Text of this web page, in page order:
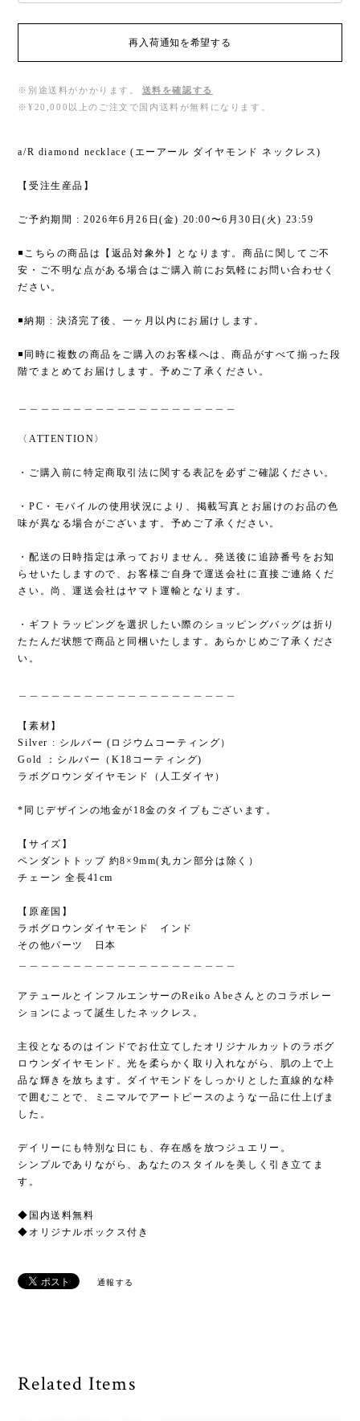
再入荷通知を希望する
※別途送料がかかります。
送料を確認する
※¥20,000以上のご注文で国内送料が無料になります。
a/R diamond necklace (エーアール ダイヤモンド ネックレス)
【受注生産品】
ご予約期間 : 2026年6月26日(金) 20:00〜6月30日(火) 23:59
◾️こちらの商品は【返品対象外】となります。商品に関してご不
安・ご不明な点がある場合はご購入前にお気軽にお問い合わせく
ださい。
◾️納期 : 決済完了後、一ヶ月以内にお届けします。
◾️同時に複数の商品をご購入のお客様へは、商品がすべて揃った段
階でまとめてお届けします。予めご了承ください。
〈ATTENTION〉
・ご購入前に特定商取引法に関する表記を必ずご確認ください。
・PC・モバイルの使用状況により、掲載写真とお届けのお品の色
味が異なる場合がございます。予めご了承ください。
・配送の日時指定は承っておりません。発送後に追跡番号をお知
らせいたしますので、お客様ご自身で運送会社に直接ご連絡くだ
さい。尚、運送会社はヤマト運輸となります。
・ギフトラッピングを選択したい際のショッピングバッグは折り
たたんだ状態で商品と同梱いたします。あらかじめご了承くださ
い。
【素材】
Silver : シルバー (ロジウムコーティング）
Gold ：シルバー（K18コーティング)
ラボグロウンダイヤモンド（人工ダイヤ）
*同じデザインの地金が18金のタイプもございます。
【サイズ】
ペンダントトップ 約8×9mm(丸カン部分は除く）
チェーン 全長41cm
【原産国】
ラボグロウンダイヤモンド インド
その他パーツ 日本
アテュールとインフルエンサーのReiko Abeさんとのコラボレー
ションによって誕生したネックレス。
主役となるのはインドでお仕立てしたオリジナルカットのラボグ
ロウンダイヤモンド。光を柔らかく取り入れながら、肌の上で上
品な輝きを放ちます。ダイヤモンドをしっかりとした直線的な枠
で囲むことで、ミニマルでアートピースのような一品に仕上げま
した。
デイリーにも特別な日にも、存在感を放つジュエリー。
シンプルでありながら、あなたのスタイルを美しく引き立てま
す。
◆国内送料無料
◆オリジナルボックス付き
通報する
Related Items